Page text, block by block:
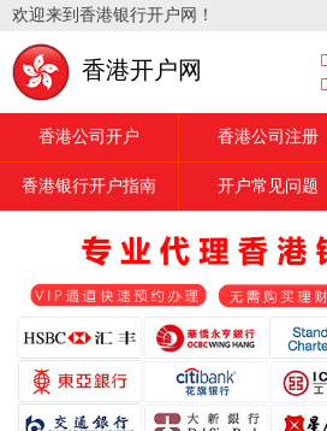
欢迎来到香港银行开户网！
香港开户网
香港公司开户 香港公司注册
香港银行开户指南 开户常见问题